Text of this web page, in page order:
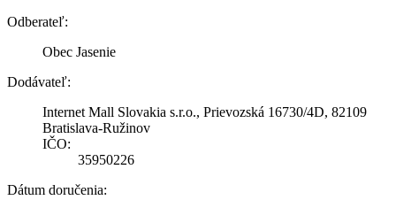
Odberateľ:
Obec Jasenie
Dodávateľ:
Internet Mall Slovakia s.r.o., Prievozská 16730/4D, 82109
Bratislava-Ružinov
IČO:
35950226
Dátum doručenia: